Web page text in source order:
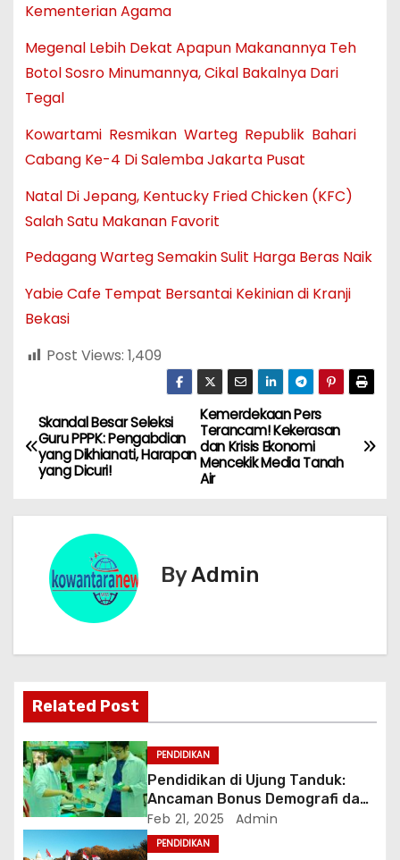
Kementerian Agama
Megenal Lebih Dekat Apapun Makanannya Teh
Botol Sosro Minumannya, Cikal Bakalnya Dari
Tegal
Kowartami Resmikan Warteg Republik Bahari
Cabang Ke-4 Di Salemba Jakarta Pusat
Natal Di Jepang, Kentucky Fried Chicken (KFC)
Salah Satu Makanan Favorit
Pedagang Warteg Semakin Sulit Harga Beras Naik
Yabie Cafe Tempat Bersantai Kekinian di Kranji
Bekasi
Post Views: 1,409
N
a
s
i
p
o
s
Kemerdekaan Pers
Terancam! Kekerasan
dan Krisis Ekonomi
Mencekik Media Tanah
Air
Skandal Besar Seleksi
Guru PPPK: Pengabdian
yang Dikhianati, Harapan
yang Dicuri!
ByAdmin
Related Post
PENDIDIKAN
Pendidikan di Ujung Tanduk:
Ancaman Bonus Demografi dan
Pemangkasan Anggaran ?
Feb 21, 2025 Admin
PENDIDIKAN